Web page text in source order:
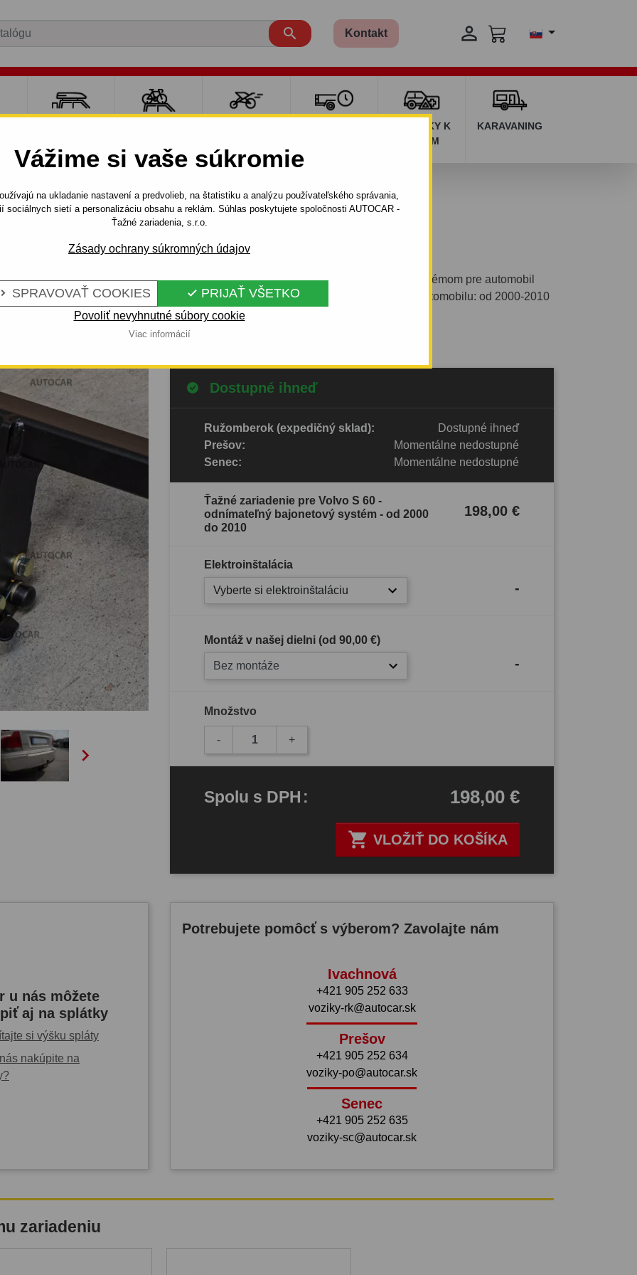
Vážime si vaše súkromie
na ukladanie nastavení a predvolieb, na štatistiku a analýzu používateľského správania,
sociálnych sietí a personalizáciu obsahu a reklám. Súhlas poskytujete spoločnosti AUTOCAR -
Ťažné zariadenia, s.r.o.
Zásady ochrany súkromných údajov
SPRAVOVAŤ COOKIES  PRIJAŤ VŠETKO
Povoliť nevyhnutné súbory cookie
Viac informácií
 Kontakt 
DOPLNKY K
AUTÁM
KARAVANING
bajonetový systém - od 2000 do 2010
VOLVO S 60

Kód: L 19 Au
Ťažné zariadenie s odnímateľným bajonetovým systémom pre automobil
VOLVO - typ: S 60, modelová rada: -. Rok výroby automobilu: od 2000-2010
Celý popis produktu
Dostupné ihneď
Ružomberok (expedičný sklad):
Dostupné ihneď
Prešov:
Momentálne nedostupné
Senec:
Momentálne nedostupné
Ťažné zariadenie pre Volvo S 60 -
odnímateľný bajonetový systém - od 2000
do 2010
198,00 €
Elektroinštalácia
Vyberte si elektroinštaláciu -
Montáž v našej dielni (od 90,00 €)
Bez montáže -
Množstvo
- +
 VLOŽIŤ DO KOŠÍKA
Spolu s DPH: 198,00 €
u nás môžete
aj na splátky
si výšku spláty
nakúpite na
Potrebujete pomôcť s výberom? Zavolajte nám
Ivachnová
+421 905 252 633
voziky-rk@autocar.sk
Prešov
+421 905 252 634
voziky-po@autocar.sk
Senec
+421 905 252 635
voziky-sc@autocar.sk
zariadeniu